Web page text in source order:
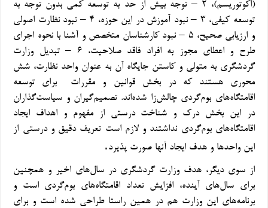
(اکوتوریسم)، ۲ –
توجه بیش از حد به توسعه کمی بدون توجه به
توسعه کیفی، ۳ – نبود آموزش در این حوزه، ۴ –
نبود نظارت اصولی
و ارزیابی صحیح، ۵ –
نبود کارشناسان متخصص و آشنا با نحوه اجرای
طرح و اعطای مجوز به افراد فاقد صلاحیت، ۶ –
تبدیل وزارت
گردشگری به متولی و کاستن جایگاه آن به عنوان واحد نظارت، شش
محوری هستند که در بخش قوانین و مقررات
برای توسعه
اقامتگاه‌های بوم‌گردی چالش‌زا شده‌اند. تصمیم‌گیران و سیاست‌گذاران
در این بخش درک و شناخت درستی از مفهوم و اهداف ایجاد
اقامتگاه‌های بوم‌گردی نداشتند و لازم است تعریف دقیق و درستی از
این واحدها و هدف ایجاد آنها صورت پذیرد.
از سوی دیگر، هدف وزارت گردشگری در سال‌های اخیر و همچنین
برای سال‌های آینده، افزایش تعداد اقامتگاه‌های بوم‌گردی است و
برنامه‌های این وزارت هم در همین راستا طراحی شده است و برای